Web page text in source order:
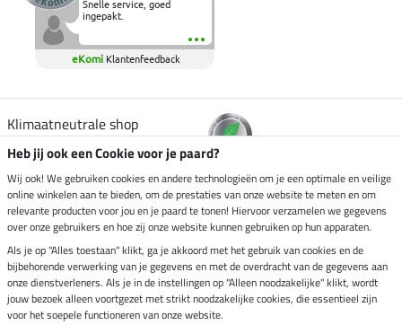
Snelle service, goed
ingepakt.
eKomi Klantenfeedback
Klimaatneutrale shop
Verzending per
Veilig betalen met
Impressum
Heb jij ook een Cookie voor je paard?
Wij ook! We gebruiken cookies en andere technologieën om je een optimale en veilige
online winkelen aan te bieden, om de prestaties van onze website te meten en om
relevante producten voor jou en je paard te tonen! Hiervoor verzamelen we gegevens
over onze gebruikers en hoe zij onze website kunnen gebruiken op hun apparaten.
Als je op "Alles toestaan" klikt, ga je akkoord met het gebruik van cookies en de
bijbehorende verwerking van je gegevens en met de overdracht van de gegevens aan
onze dienstverleners. Als je in de instellingen op "Alleen noodzakelijke" klikt, wordt
jouw bezoek alleen voortgezet met strikt noodzakelijke cookies, die essentieel zijn
voor het soepele functioneren van onze website.